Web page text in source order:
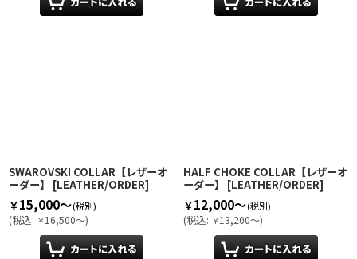
SWAROVSKI COLLAR【レザーオ
ーダー】
[LEATHER/ORDER]
￥15,000～(税別)
(税込: ￥16,500～)
HALF CHOKE COLLAR【レザーオ
ーダー】
[LEATHER/ORDER]
￥12,000～(税別)
(税込: ￥13,200～)